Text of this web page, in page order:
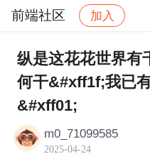
前端社区 加入
社区 前端社区 感
纵是这花花世界有
何干&#xff1f;我已
&#xff01;
m0_71099585
2025-04-24